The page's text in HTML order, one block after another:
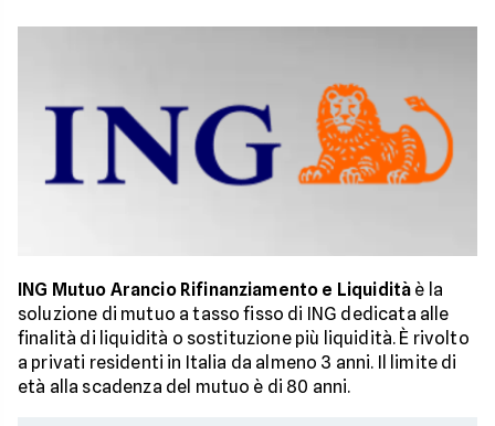
ING Mutuo Arancio Rifinanziamento e Liquidità è la
soluzione di mutuo a tasso fisso di ING dedicata alle
finalità di liquidità o sostituzione più liquidità. È rivolto
a privati residenti in Italia da almeno 3 anni. Il limite di
età alla scadenza del mutuo è di 80 anni.